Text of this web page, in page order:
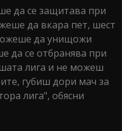
да се защитава при
да вкара пет, шест
да унищожи
да се отбранява при
лига и не можеш
губиш дори мач за
лига", обясни